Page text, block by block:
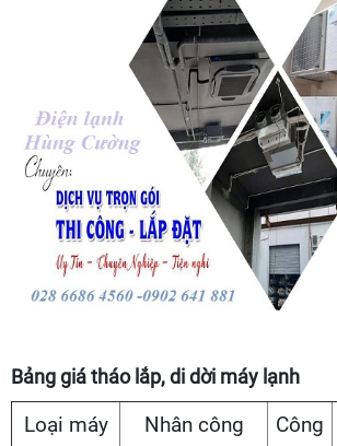
Bảng giá tháo lắp, di dời máy lạnh
Loại máy Nhân công
Công